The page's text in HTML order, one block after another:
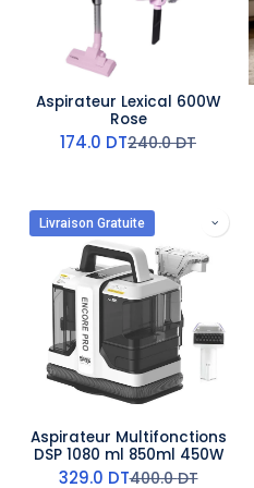
Aspirateur Lexical 600W
Rose
174.0 DT240.0DT
Livraison Gratuite
Aspirateur Multifonctions
DSP 1080 ml 850ml 450W
329.0 DT400.0DT